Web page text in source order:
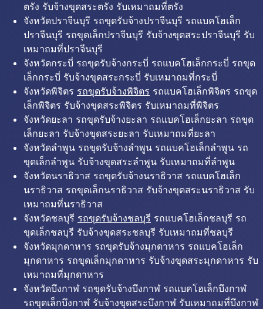
ตรัง รับจ้างขุดสระตรัง รับเหมาถมที่ตรัง
จังหวัดปราจีนบุรี รถขุดรับจ้างปราจีนบุรี รถแบคโฮเล็ก
ปราจีนบุรี รถขุดเล็กปราจีนบุรี รับจ้างขุดสระปราจีนบุรี รับ
เหมาถมที่ปราจีนบุรี
จังหวัดกระบี่ รถขุดรับจ้างกระบี่ รถแบคโฮเล็กกระบี่ รถขุด
เล็กกระบี่ รับจ้างขุดสระกระบี่ รับเหมาถมที่กระบี่
จังหวัดพิจิตร รถขุดรับจ้างพิจิตร รถแบคโฮเล็กพิจิตร รถขุด
เล็กพิจิตร รับจ้างขุดสระพิจิตร รับเหมาถมที่พิจิตร
จังหวัดยะลา รถขุดรับจ้างยะลา รถแบคโฮเล็กยะลา รถขุด
เล็กยะลา รับจ้างขุดสระยะลา รับเหมาถมที่ยะลา
จังหวัดลำพูน รถขุดรับจ้างลำพูน รถแบคโฮเล็กลำพูน รถ
ขุดเล็กลำพูน รับจ้างขุดสระลำพูน รับเหมาถมที่ลำพูน
จังหวัดนราธิวาส รถขุดรับจ้างนราธิวาส รถแบคโฮเล็ก
นราธิวาส รถขุดเล็กนราธิวาส รับจ้างขุดสระนราธิวาส รับ
เหมาถมที่นราธิวาส
จังหวัดชลบุรี รถขุดรับจ้างชลบุรี รถแบคโฮเล็กชลบุรี รถ
ขุดเล็กชลบุรี รับจ้างขุดสระชลบุรี รับเหมาถมที่ชลบุรี
จังหวัดมุกดาหาร รถขุดรับจ้างมุกดาหาร รถแบคโฮเล็ก
มุกดาหาร รถขุดเล็กมุกดาหาร รับจ้างขุดสระมุกดาหาร รับ
เหมาถมที่มุกดาหาร
จังหวัดบึงกาฬ รถขุดรับจ้างบึงกาฬ รถแบคโฮเล็กบึงกาฬ
รถขุดเล็กบึงกาฬ รับจ้างขุดสระบึงกาฬ รับเหมาถมที่บึงกาฬ